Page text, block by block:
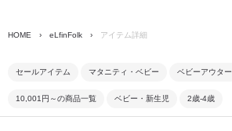
HOME › eLfinFolk › アイテム詳細
セールアイテム マタニティ・ベビー ベビーアウター
10,001円～の商品一覧 ベビー・新生児 2歳-4歳